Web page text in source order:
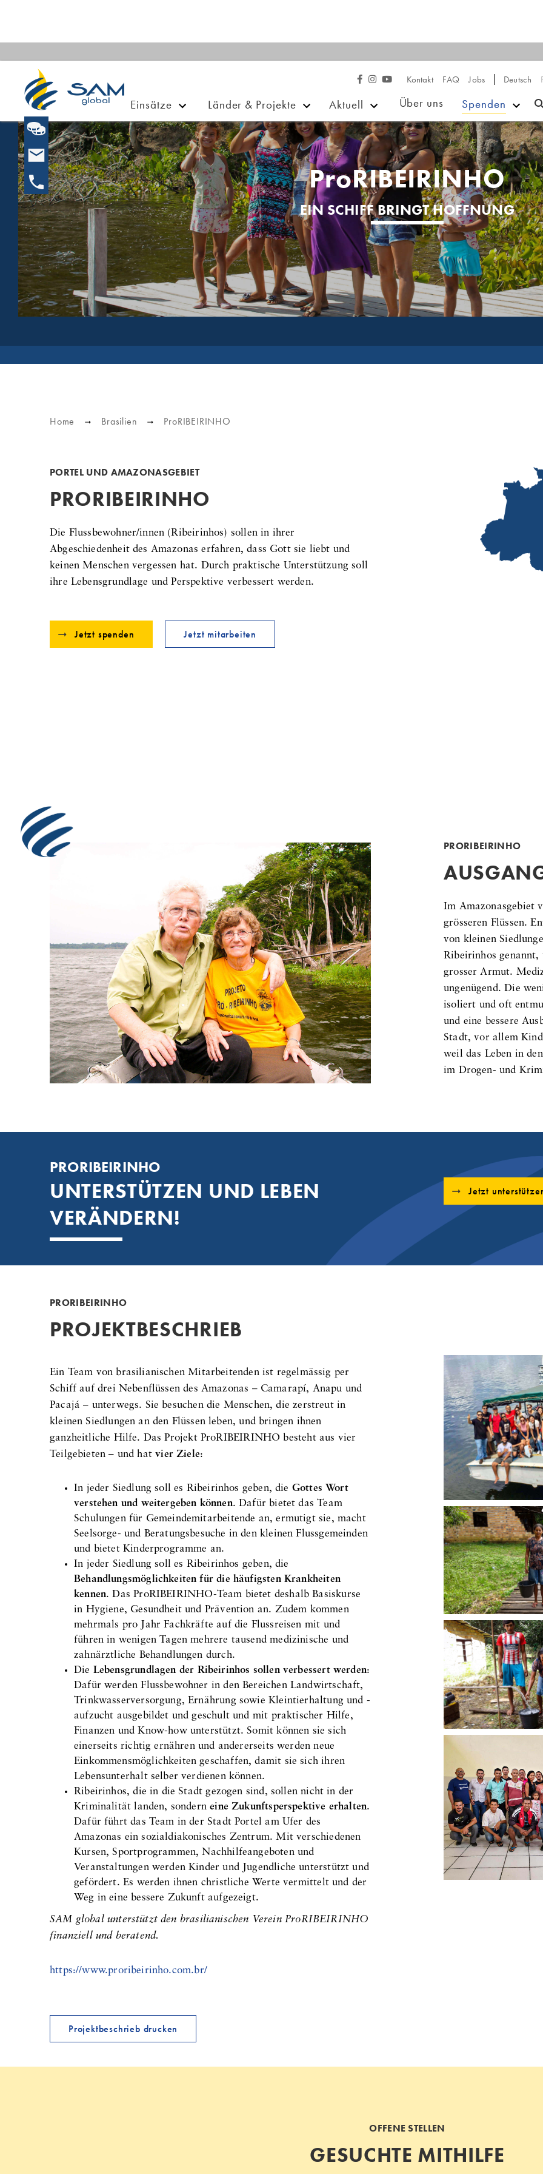
   Kontakt FAQ Jobs Deutsch
Einsätze Länder & Projekte Aktuell Über uns Spenden
ProRIBEIRINHO
EIN SCHIFF BRINGT HOFFNUNG
Home Brasilien ProRIBEIRINHO
PORTEL UND AMAZONASGEBIET
PRORIBEIRINHO
Die Flussbewohner/innen (Ribeirinhos) sollen in ihrer
Abgeschiedenheit des Amazonas erfahren, dass Gott sie liebt und
keinen Menschen vergessen hat. Durch praktische Unterstützung soll
ihre Lebensgrundlage und Perspektive verbessert werden.
Jetzt spenden Jetzt mitarbeiten
PRORIBEIRINHO
Im Amazonasgebiet
grösseren Flüssen.
von kleinen
Ribeirinhos genannt,
grosser Armut.
ungenügend. Die
isoliert und oft
und eine bessere
Stadt, vor allem
weil das Leben in
im Drogen- und
PRORIBEIRINHO
UNTERSTÜTZEN UND LEBEN
VERÄNDERN!
Jetzt
PRORIBEIRINHO
PROJEKTBESCHRIEB
Ein Team von brasilianischen Mitarbeitenden ist regelmässig per
Schiff auf drei Nebenflüssen des Amazonas – Camarapí, Anapu und
Pacajá – unterwegs. Sie besuchen die Menschen, die zerstreut in
kleinen Siedlungen an den Flüssen leben, und bringen ihnen
ganzheitliche Hilfe. Das Projekt ProRIBEIRINHO besteht aus vier
Teilgebieten – und hatvier Ziele:
In jeder Siedlung soll es Ribeirinhos geben, die Gottes Wort
verstehen und weitergeben können. Dafür bietet das Team
Schulungen für Gemeindemitarbeitende an, ermutigt sie, macht
Seelsorge- und Beratungsbesuche in den kleinen Flussgemeinden
und bietet Kinderprogramme an.
In jeder Siedlung soll es Ribeirinhos geben, die
Behandlungsmöglichkeiten für die häufigsten Krankheiten
kennen. Das ProRIBEIRINHO-Team bietet deshalb Basiskurse
in Hygiene, Gesundheit und Prävention an. Zudem kommen
mehrmals pro Jahr Fachkräfte auf die Flussreisen mit und
führen in wenigen Tagen mehrere tausend medizinische und
zahnärztliche Behandlungen durch.
Die Lebensgrundlagen der Ribeirinhos sollen verbessert werden:
Dafür werden Flussbewohner in den Bereichen Landwirtschaft,
Trinkwasserversorgung, Ernährung sowie Kleintierhaltung und -
aufzucht ausgebildet und geschult und mit praktischer Hilfe,
Finanzen und Know-how unterstützt. Somit können sie sich
einerseits richtig ernähren und andererseits werden neue
Einkommensmöglichkeiten geschaffen, damit sie sich ihren
Lebensunterhalt selber verdienen können.
Ribeirinhos, die in die Stadt gezogen sind, sollen nicht in der
Kriminalität landen, sonderneine Zukunftsperspektive erhalten.
Dafür führt das Team in der Stadt Portel am Ufer des
Amazonas ein sozialdiakonisches Zentrum. Mit verschiedenen
Kursen, Sportprogrammen, Nachhilfeangeboten und
Veranstaltungen werden Kinder und Jugendliche unterstützt und
gefördert. Es werden ihnen christliche Werte vermittelt und der
Weg in eine bessere Zukunft aufgezeigt.
SAM global unterstützt den brasilianischen Verein ProRIBEIRINHO
finanziell und beratend.
https://www.proribeirinho.com.br/
Projektbeschrieb drucken
OFFENE STELLEN
GESUCHTE MITHILFE